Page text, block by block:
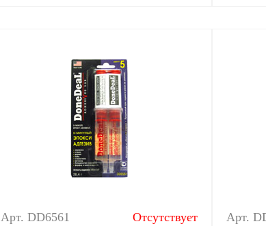
Арт. DD6561
Отсутствует
Арт.